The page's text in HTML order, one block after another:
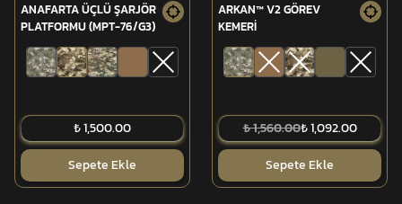
ANAFARTA ÜÇLÜ ŞARJÖR
PLATFORMU (MPT-76/G3)
₺ 1,500.00
Sepete Ekle
ARKAN™ V2 GÖREV
KEMERİ
₺ 1,560.00₺ 1,092.00
Sepete Ekle